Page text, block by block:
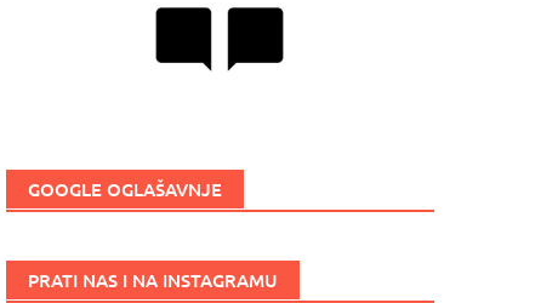
GOOGLE OGLAŠAVNJE
PRATI NAS I NA INSTAGRAMU